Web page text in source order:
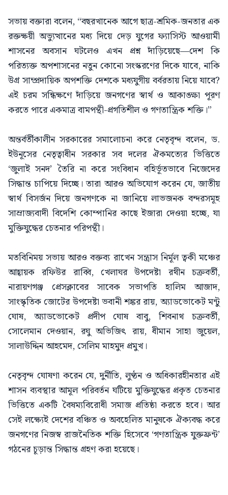
সভায় বক্তারা বলেন, “বছরখানেক আগে ছাত্র-শ্রমিক-জনতার এক
রক্তক্ষয়ী অভ্যুত্থানের মধ্য দিয়ে দেড় যুগের ফ্যাসিস্ট আওয়ামী
শাসনের অবসান ঘটলেও এখন প্রশ্ন দাঁড়িয়েছে—দেশ কি
পরিত্যক্ত অপশাসনের নতুন কোনো সংস্করণের দিকে যাবে, নাকি
উগ্র সাম্প্রদায়িক অপশক্তি দেশকে মধ্যযুগীয় বর্বরতায় নিয়ে যাবে?
এই চরম সন্ধিক্ষণে দাঁড়িয়ে জনগণের স্বার্থ ও আকাঙ্ক্ষা পূরণ
করতে পারে একমাত্র বামপন্থী-প্রগতিশীল ও গণতান্ত্রিক শক্তি।”
অন্তর্বর্তীকালীন সরকারের সমালোচনা করে নেতৃবৃন্দ বলেন, ড.
ইউনূসের নেতৃত্বাধীন সরকার সব দলের ঐকমত্যের ভিত্তিতে
‘জুলাই সনদ’ তৈরি না করে সংবিধান বহির্ভূতভাবে নিজেদের
সিদ্ধান্ত চাপিয়ে দিচ্ছে। তারা আরও অভিযোগ করেন যে, জাতীয়
স্বার্থ বিসর্জন দিয়ে জনগণকে না জানিয়ে লাভজনক বন্দরসমূহ
সাম্রাজ্যবাদী বিদেশি কোম্পানির কাছে ইজারা দেওয়া হচ্ছে, যা
মুক্তিযুদ্ধের চেতনার পরিপন্থী।
মতবিনিময় সভায় আরও বক্তব্য রাখেন সন্ত্রাস নির্মূল ত্বকী মঞ্চের
আহ্বায়ক রফিউর রাব্বি, খেলাঘর উপদেষ্টা রথীন চক্রবর্তী,
নারায়ণগঞ্জ প্রেসক্লাবের সাবেক সভাপতি হালিম আজাদ,
সাংস্কৃতিক জোটের উপদেষ্টা ভবানী শঙ্কর রায়, অ্যাডভোকেট মন্টু
ঘোষ, অ্যাডভোকেট প্রদীপ ঘোষ বাবু, শিবনাথ চক্রবর্তী,
সোলেমান দেওয়ান, রঘু অভিজিৎ রায়, ধীমান সাহা জুয়েল,
সালাউদ্দিন আহমেদ, সেলিম মাহমুদ প্রমুখ।
নেতৃবৃন্দ ঘোষণা করেন যে, দুর্নীতি, লুণ্ঠন ও অধিকারহীনতার এই
শাসন ব্যবস্থার আমূল পরিবর্তন ঘটিয়ে মুক্তিযুদ্ধের প্রকৃত চেতনার
ভিত্তিতে একটি বৈষম্যবিরোধী সমাজ প্রতিষ্ঠা করতে হবে। আর
সেই লক্ষ্যেই দেশের বঞ্চিত ও অবহেলিত মানুষকে ঐক্যবদ্ধ করে
জনগণের নিজস্ব রাজনৈতিক শক্তি হিসেবে ‘গণতান্ত্রিক যুক্তফ্রন্ট’
গঠনের চূড়ান্ত সিদ্ধান্ত গ্রহণ করা হয়েছে।